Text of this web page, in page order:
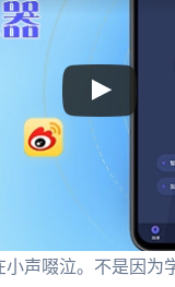
声啜泣。不是因